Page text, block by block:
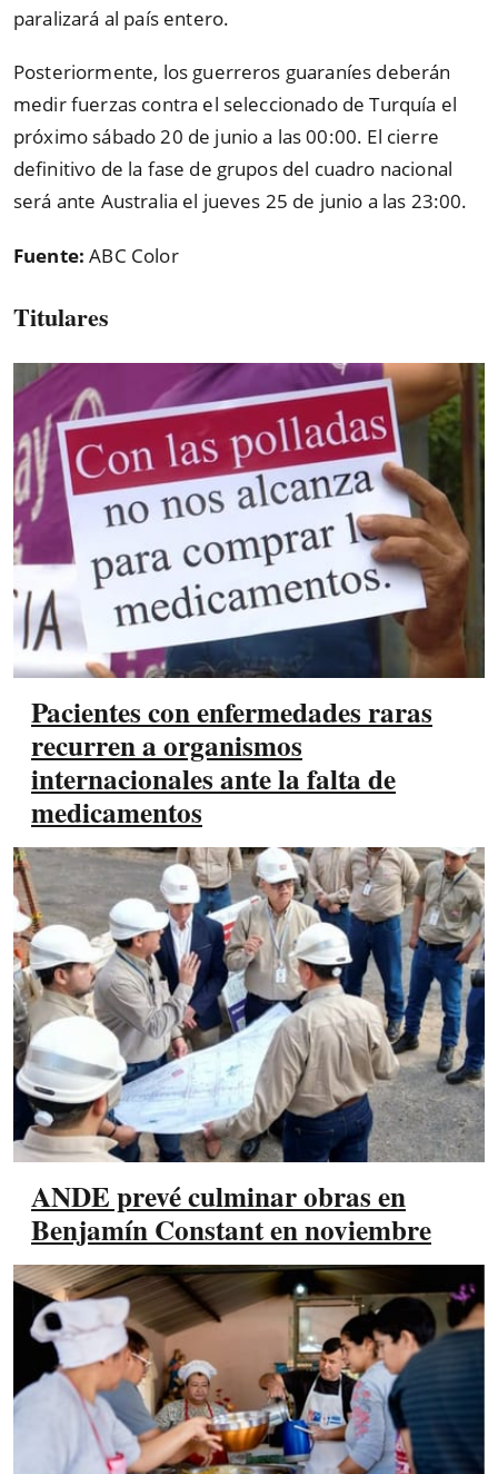
paralizará al país entero.
Posteriormente, los guerreros guaraníes deberán
medir fuerzas contra el seleccionado de Turquía el
próximo sábado 20 de junio a las 00:00. El cierre
definitivo de la fase de grupos del cuadro nacional
será ante Australia el jueves 25 de junio a las 23:00.
Fuente: ABC Color
Titulares
Pacientes con enfermedades raras
recurren a organismos
internacionales ante la falta de
medicamentos
ANDE prevé culminar obras en
Benjamín Constant en noviembre